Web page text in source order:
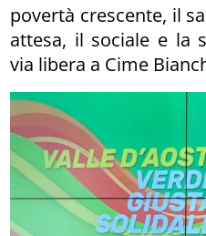
povertà crescente, il
attesa, il sociale e la
via libera a Cime